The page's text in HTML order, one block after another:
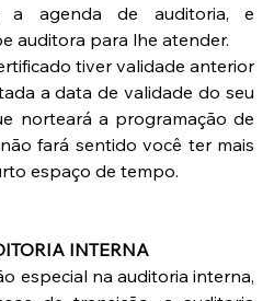
a agenda de auditoria, e
auditora para lhe atender.
tiver validade anterior
a data de validade do seu
norteará a programação de
fará sentido você ter mais
espaço de tempo.
INTERNA
especial na auditoria interna,